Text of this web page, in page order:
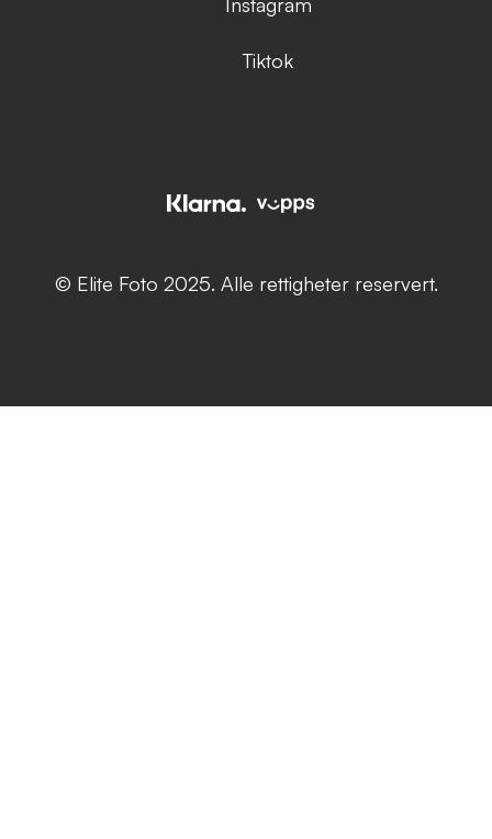
Tiktok
© Elite Foto 2025. Alle rettigheter reservert.